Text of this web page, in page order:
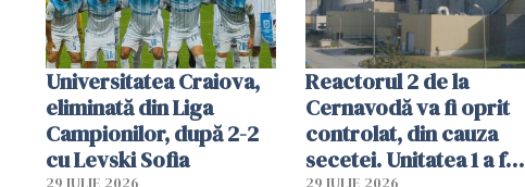
Universitatea Craiova,
eliminată din Liga
Campionilor, după 2-2
cu Levski Sofia
Reactorul 2 de la
Cernavodă va fi oprit
controlat, din cauza
secetei. Unitatea 1 a fost